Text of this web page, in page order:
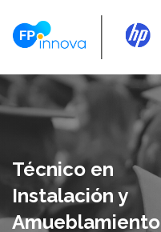
Técnico en
Instalación y
Amueblamiento